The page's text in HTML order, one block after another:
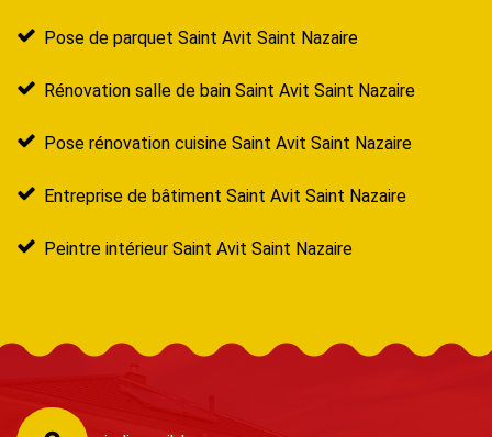
Pose de parquet Saint Avit Saint Nazaire
Rénovation salle de bain Saint Avit Saint Nazaire
Pose rénovation cuisine Saint Avit Saint Nazaire
Entreprise de bâtiment Saint Avit Saint Nazaire
Peintre intérieur Saint Avit Saint Nazaire